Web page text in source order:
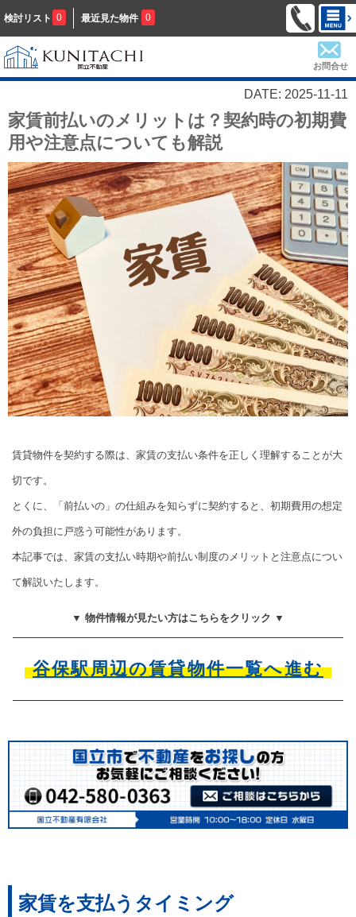
検討リスト 0 最近見た物件 0
お問合せ
DATE: 2025-11-11
家賃前払いのメリットは？契約時の初期費
用や注意点についても解説
賃貸物件を契約する際は、家賃の支払い条件を正しく理解することが大
切です。
とくに、「前払いの」の仕組みを知らずに契約すると、初期費用の想定
外の負担に戸惑う可能性があります。
本記事では、家賃の支払い時期や前払い制度のメリットと注意点につい
て解説いたします。
▼ 物件情報が見たい方はこちらをクリック ▼
谷保駅周辺の賃貸物件一覧へ進む
家賃を支払うタイミング